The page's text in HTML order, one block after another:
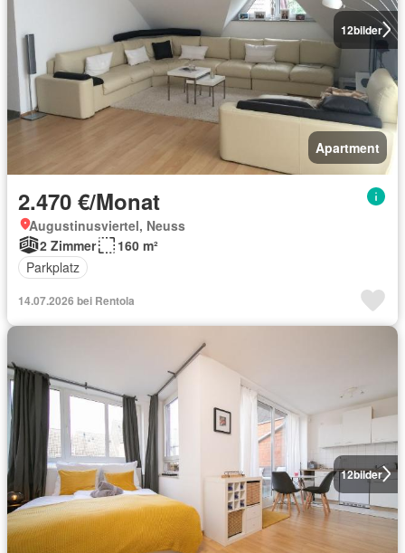
12bilder
Apartment
2.470 €/Monat
Augustinusviertel, Neuss
2 Zimmer
160 m²
Parkplatz
14.07.2026 bei Rentola
12bilder